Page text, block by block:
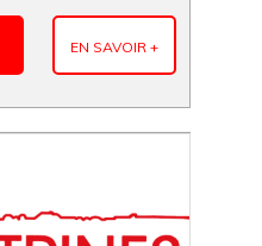
EN SAVOIR +